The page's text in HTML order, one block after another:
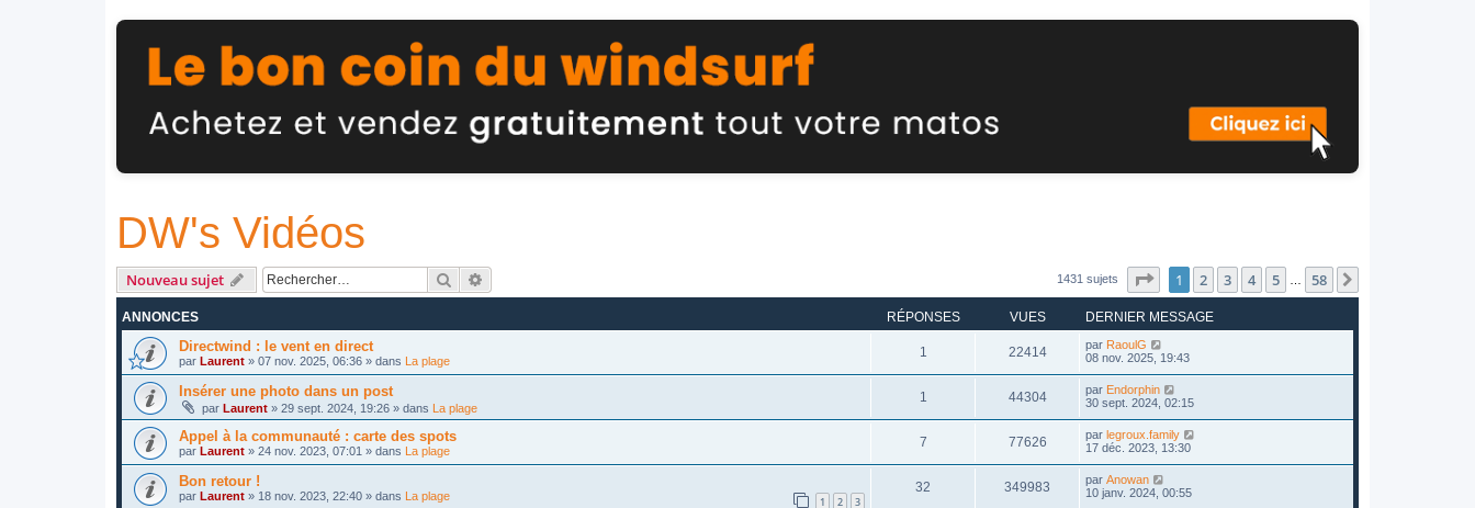
DW's Vidéos
Nouveau sujet Rechercher 1431 sujets Page sur58
1 2 3 4 5 58
ANNONCES RÉPONSES VUES DERNIER MESSAGE
Directwind : le vent en direct
par Laurent » 07 nov. 2025, 06:36 » dans La plage
1 22414 par RaoulG
08 nov. 2025, 19:43
Insérer une photo dans un post
par Laurent » 29 sept. 2024, 19:26 » dans La plage
1 44304 par Endorphin
30 sept. 2024, 02:15
Appel à la communauté : carte des spots
par Laurent » 24 nov. 2023, 07:01 » dans La plage
7 77626 par legroux.family
17 déc. 2023, 13:30
Bon retour !
par Laurent » 18 nov. 2023, 22:40 » dans La plage 1 2 3
32 349983 par Anowan
10 janv. 2024, 00:55